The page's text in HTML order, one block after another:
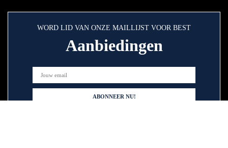
WORD LID VAN ONZE MAILLIJST VOOR BEST
Aanbiedingen